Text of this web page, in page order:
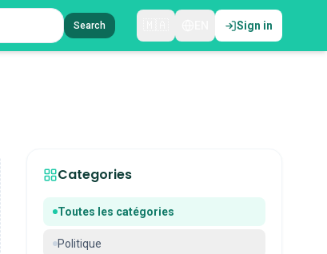
Search Sign in
Categories
Toutes les catégories
Politique